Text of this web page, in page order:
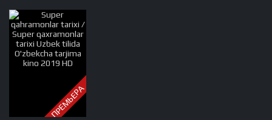
tilida O'zbekcha
tarjima kino 2000
HD tas-ix skachat
ПРЕМЬЕРА